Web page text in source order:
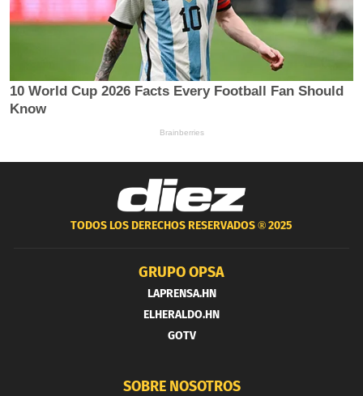
TODOS LOS DERECHOS RESERVADOS ®2025
GRUPO OPSA
LAPRENSA.HN
ELHERALDO.HN
GOTV
SOBRE NOSOTROS